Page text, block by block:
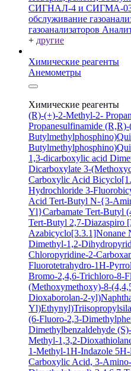
СИГНАЛ-4 и СИГМА-
обслуживание
газоанализаторов
+ другие
Химические реагенты
Анемометры
Химические реагенты
(R)-(+)-2-Methyl-2-
Propanesulfinamide
1,3-dicarboxylic acid
Dicarboxylate 3-
Carboxylic Acid
Hydrochloride 3-
Acid Tert-Butyl N-{3-
Yl}Carbamate Tert-Butyl
Tert-Butyl 2,7-Diazaspiro
Azabicyclo[3.3.1]Nonane
Dimethyl-1,2-
Chloropyridine-2-
Fluorotetrahydro-1H-
Bromo-2,4,6-Trichloro-8-
(Methoxymethoxy)-8-
Dioxaborolan-2-
(6-Fluoro-2,3-
Dimethylbenzaldehyde
Methyl-1,3,2-
1-Methyl-1H-Indazole
Carboxylic Acid, 3-